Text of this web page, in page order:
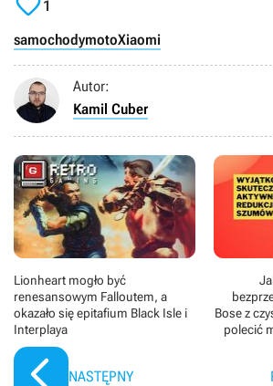
1
samochodymotoXiaomi
Autor:
Kamil Cuber
Lionheart mogło być
renesansowym Falloutem, a
okazało się epitafium Black Isle i
Interplaya
NASTĘPNY
Bose z
polecić
tej cenie